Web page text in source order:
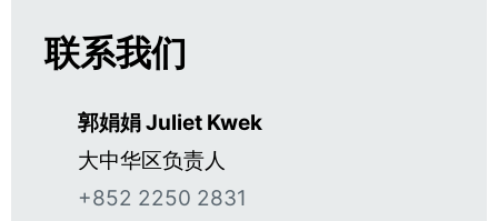
联系我们
郭娟娟 Juliet Kwek
大中华区负责人
+852 2250 2831